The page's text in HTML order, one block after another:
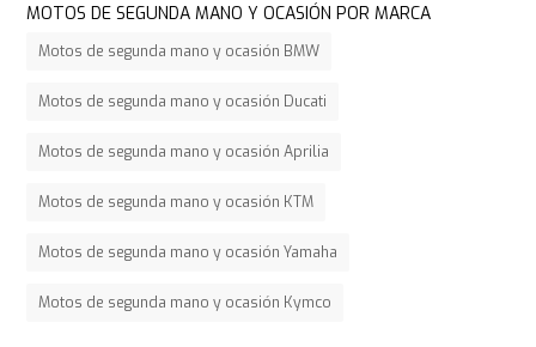
MOTOS DE SEGUNDA MANO Y OCASIÓN POR MARCA
Motos de segunda mano y ocasión BMW
Motos de segunda mano y ocasión Ducati
Motos de segunda mano y ocasión Aprilia
Motos de segunda mano y ocasión KTM
Motos de segunda mano y ocasión Yamaha
Motos de segunda mano y ocasión Kymco